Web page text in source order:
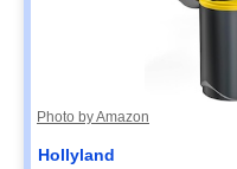
Photo by Amazon
Hollyland